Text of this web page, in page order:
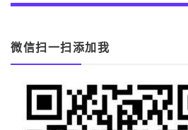
微信扫一扫添加我